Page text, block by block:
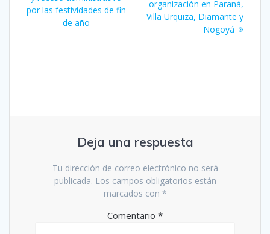
entradas
por las festividades de fin
de año
organización en Paraná,
Villa Urquiza, Diamante y
Nogoyá
Deja una respuesta
Tu dirección de correo electrónico no será
publicada. Los campos obligatorios están
marcados con *
Comentario *